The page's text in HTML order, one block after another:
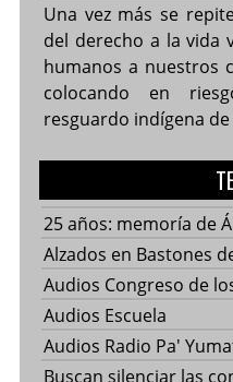
Una vez más se
del derecho a la vida
humanos a nuestros
colocando en
resguardo indígena
25 años: memoría de
Alzados en Bastones
Audios Congreso de
Audios Escuela
Audios Radio Pa'
Buscan silenciar las